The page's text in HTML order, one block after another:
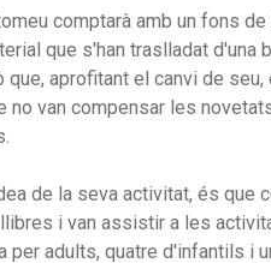
comptarà amb un fons
que s'han traslladat d'una
aprofitant el canvi de
van compensar les
de la seva activitat, és que
i van assistir a les
adults, quatre d'infantils i